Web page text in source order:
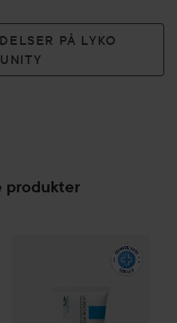
PÅ LYKO
produkter
Hair Straightener
Balm B5+